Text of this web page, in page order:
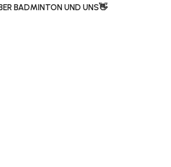
BADMINTON UND UNS👋